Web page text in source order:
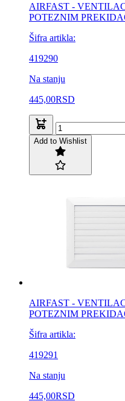
AIRFAST -
POTEZNIM
Šifra artikla:
419290
Na stanju
445,00RSD
Add to Wishlist
AIRFAST -
POTEZNIM
Šifra artikla:
419291
Na stanju
445,00RSD